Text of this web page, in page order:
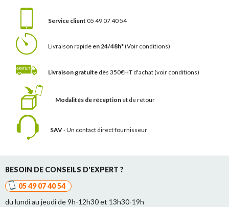
Service client 05 49 07 40 54
Livraison rapide en 24/48h*(Voir conditions)
Livraison gratuite dès 350€HT d'achat(voir conditions)
Modalités de réception et de retour
SAV- Un contact direct fournisseur
BESOIN DE CONSEILS D'EXPERT ?
05 49 07 40 54
du lundi au jeudi de 9h-12h30 et 13h30-19h